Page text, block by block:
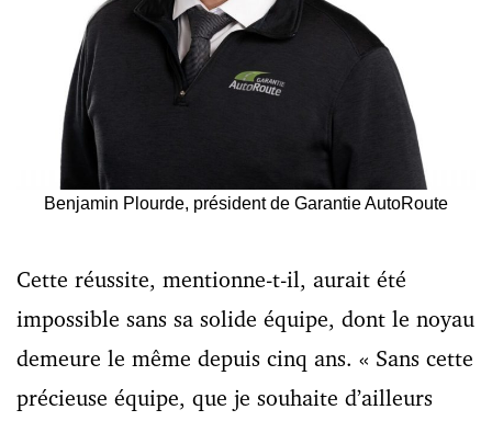
Benjamin Plourde, président de Garantie AutoRoute
Cette réussite, mentionne-t-il, aurait été
impossible sans sa solide équipe, dont le noyau
demeure le même depuis cinq ans. « Sans cette
précieuse équipe, que je souhaite d’ailleurs